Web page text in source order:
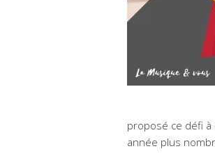
proposé ce défi
année plus